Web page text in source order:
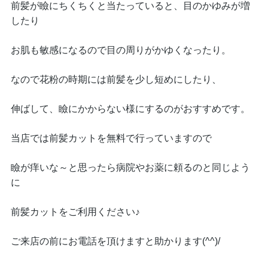
前髪が瞼にちくちくと当たっていると、目のかゆみが増
したり
お肌も敏感になるので目の周りがかゆくなったり。
なので花粉の時期には前髪を少し短めにしたり、
伸ばして、瞼にかからない様にするのがおすすめです。
当店では前髪カットを無料で行っていますので
瞼が痒いな～と思ったら病院やお薬に頼るのと同じよう
に
前髪カットをご利用ください♪
ご来店の前にお電話を頂けますと助かります(^^)/